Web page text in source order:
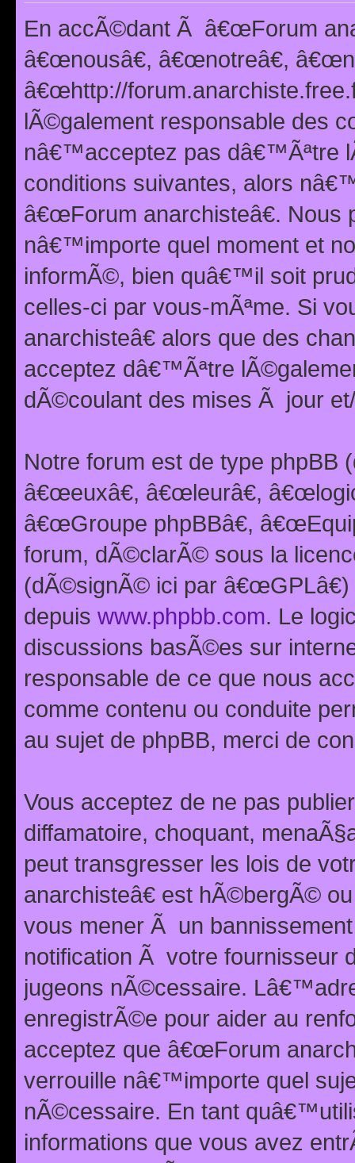
En accÃ©dant Ã â€œForum
â€œnousâ€, â€œnotreâ€,
â€œhttp://
lÃ©galement responsable des
nâ€™acceptez pas dâ€™Ãªtre
conditions suivantes, alors
â€œForum anarchisteâ€.
nâ€™importe quel moment et
informÃ©, bien quâ€™il soit
celles-ci par vous-mÃªme. Si
anarchisteâ€ alors que des
acceptez dâ€™Ãªtre
dÃ©coulant des mises Ã jour
Notre forum est de type phpBB
â€œeuxâ€, â€œleurâ€,
â€œGroupe phpBBâ€,
forum, dÃ©clarÃ© sous la
(dÃ©signÃ© ici par
depuis www.phpbb.com. Le
discussions basÃ©es sur
responsable de ce que nous
comme contenu ou conduite
au sujet de phpBB, merci de
Vous acceptez de ne pas
diffamatoire, choquant,
peut transgresser les lois de
anarchisteâ€ est hÃ©bergÃ©
vous mener Ã un
notification Ã votre fournisseur
jugeons nÃ©cessaire.
enregistrÃ©e pour aider au
acceptez que â€œForum
verrouille nâ€™importe quel
nÃ©cessaire. En tant
informations que vous avez